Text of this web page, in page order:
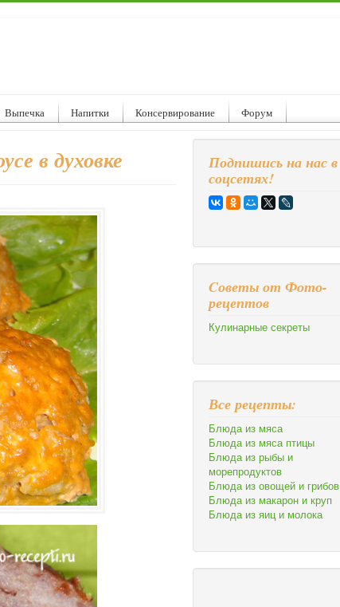
Выпечка Напитки Консервирование Форум
в духовке
Подпишись на нас в
соцсетях!
Cоветы от Фото-
рецептов
Кулинарные секреты
Все рецепты:
Блюда из мяса
Блюда из мяса птицы
Блюда из рыбы и
морепродуктов
Блюда из овощей и грибов
Блюда из макарон и круп
Блюда из яиц и молока